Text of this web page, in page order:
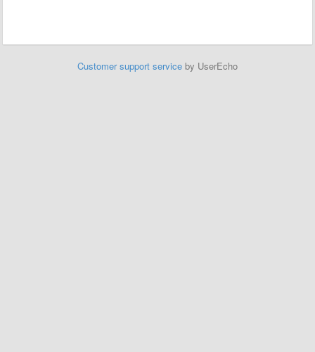
Customer support service by UserEcho